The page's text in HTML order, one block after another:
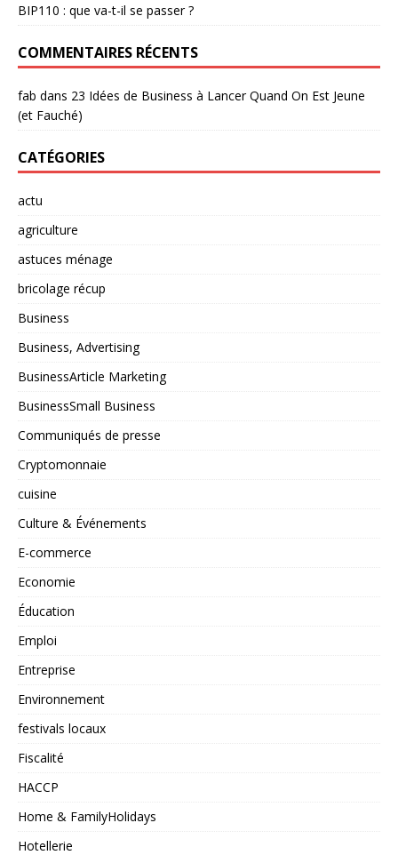
BIP110 : que va-t-il se passer ?
COMMENTAIRES RÉCENTS
fab dans 23 Idées de Business à Lancer Quand On Est Jeune
(et Fauché)
CATÉGORIES
actu
agriculture
astuces ménage
bricolage récup
Business
Business, Advertising
BusinessArticle Marketing
BusinessSmall Business
Communiqués de presse
Cryptomonnaie
cuisine
Culture & Événements
E-commerce
Economie
Éducation
Emploi
Entreprise
Environnement
festivals locaux
Fiscalité
HACCP
Home & FamilyHolidays
Hotellerie